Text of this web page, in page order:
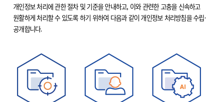
개인정보 처리에 관한 절차 및 기준을 안내하고, 이와 관련한 고충을 신속하고
원활하게 처리할 수 있도록 하기 위하여 다음과 같이 개인정보 처리방침을 수립·
공개합니다.